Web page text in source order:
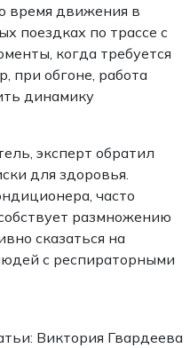
время движения в
поездках по трассе с
когда требуется
при обгоне, работа
динамику
эксперт обратил
для здоровья.
часто
размножению
сказаться на
с респираторными
Виктория Гвардеева